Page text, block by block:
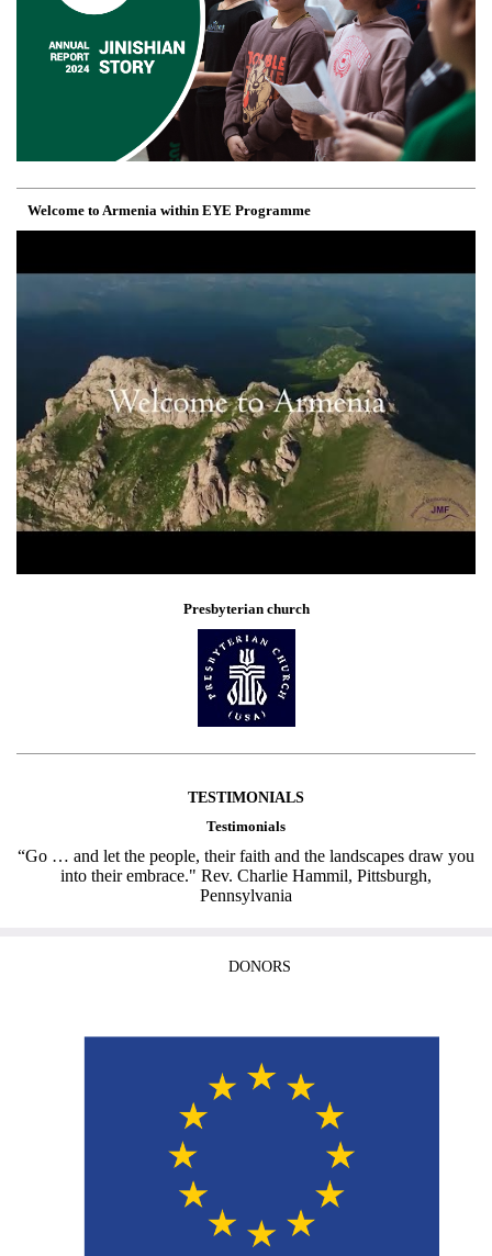
Welcome to Armenia within EYE Programme
Presbyterian church
TESTIMONIALS
Testimonials
“Go … and let the people, their faith and the landscapes draw you
into their embrace." Rev. Charlie Hammil, Pittsburgh,
Pennsylvania
DONORS